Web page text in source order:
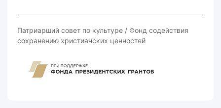
Патриарший совет по культуре / Фонд содействия
сохранению христианских ценностей